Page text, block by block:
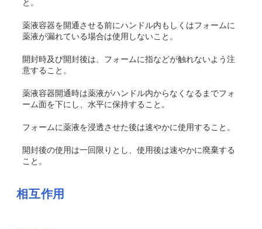
と。
薬液容器を開通させる前にハンドル内もしくはフォームに
薬液が漏れている場合は使用しないこと。
開封時及び開封後は、フォームに指などが触れないよう注
意すること。
薬液容器開通時は薬液がハンドル内からなくなるまでフォ
ーム面を下にし、水平に保持すること。
フォームに薬液を浸透させた後は速やかに使用すること。
開封後の使用は一回限りとし、使用後は速やかに廃棄する
こと。
相互作用